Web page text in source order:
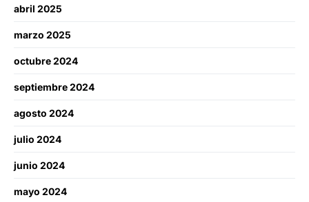
abril 2025
marzo 2025
octubre 2024
septiembre 2024
agosto 2024
julio 2024
junio 2024
mayo 2024